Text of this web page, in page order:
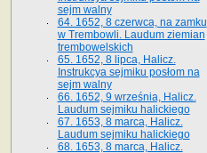
sejm walny
64. 1652, 8 czerwca, na zamku
w Trembowli. Laudum ziemian
trembowelskich
65. 1652, 8 lipca, Halicz.
Instrukcya sejmiku posłom na
sejm walny
66. 1652, 9 września, Halicz.
Laudum sejmiku halickiego
67. 1653, 8 marca, Halicz.
Laudum sejmiku halickiego
68. 1653, 8 marca, Halicz.